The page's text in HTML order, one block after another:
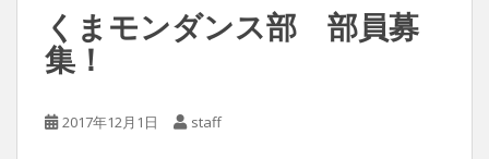
くまモンダンス部 部員募
集！
2017年12月1日 staff